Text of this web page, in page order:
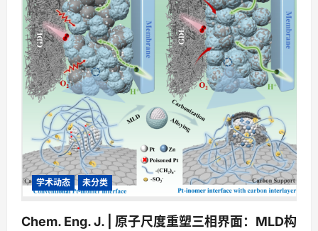
学术动态 未分类
Chem. Eng. J. | 原子尺度重塑三相界面：MLD构